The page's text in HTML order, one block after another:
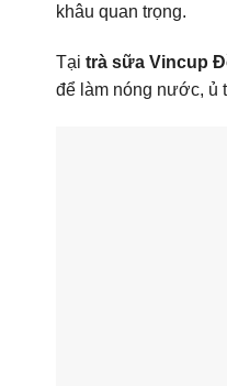
khâu quan trọng.
Tại trà sữa Vincup
để làm nóng nước, ủ